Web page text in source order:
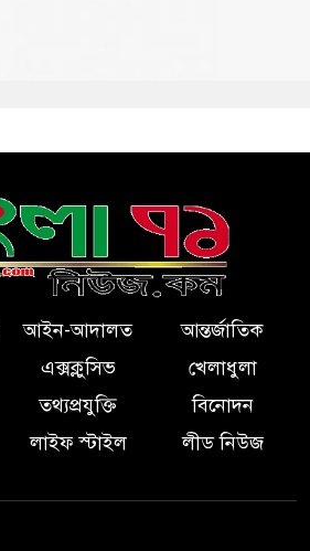
আইন-আদালত
আন্তর্জাতিক
এক্সক্লুসিভ
খেলাধুলা
তথ্যপ্রযুক্তি
বিনোদন
লাইফ স্টাইল লীড নিউজ